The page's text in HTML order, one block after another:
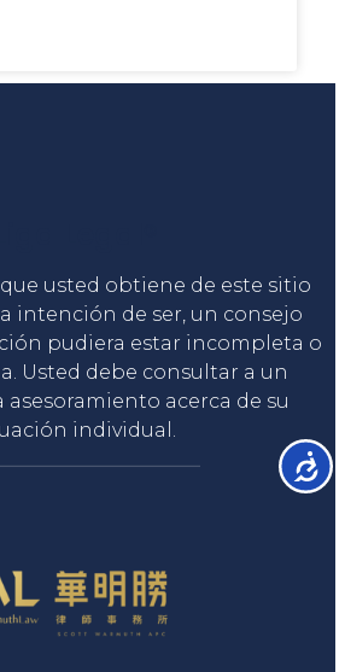
usted obtiene de este sitio
intención de ser, un consejo
pudiera estar incompleta o
Usted debe consultar a un
acerca de su
individual.